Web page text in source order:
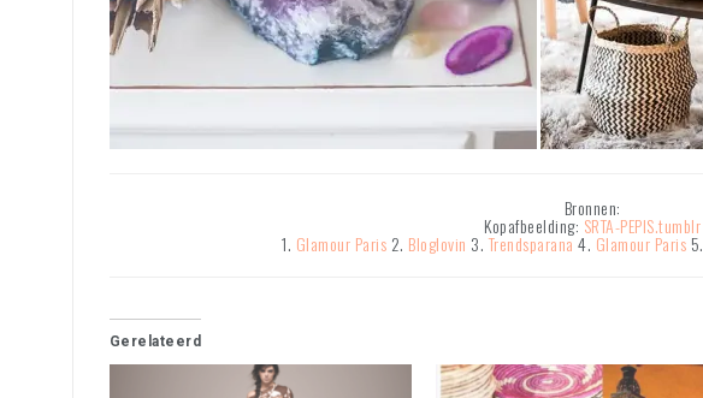
Bronnen:
Kopafbeelding: SRTA-PEPIS.tumblr
1. Glamour Paris 2. Bloglovin 3.Trendsparana4. Glamour Paris 5.
Gerelateerd